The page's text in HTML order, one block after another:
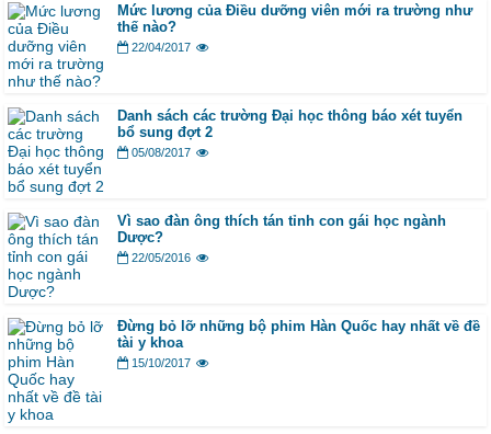
Mức lương của Điều dưỡng viên mới ra trường như
thế nào?
22/04/2017
Danh sách các trường Đại học thông báo xét tuyển
bổ sung đợt 2
05/08/2017
Vì sao đàn ông thích tán tỉnh con gái học ngành
Dược?
22/05/2016
Đừng bỏ lỡ những bộ phim Hàn Quốc hay nhất về đề
tài y khoa
15/10/2017